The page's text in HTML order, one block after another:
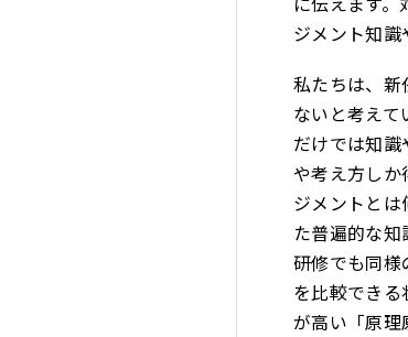
ジメント知識
私たちは、新
ないと考え
だけでは知
や考え方し
ジメントと
た普遍的な
研修でも同
を比較でき
が高い「原